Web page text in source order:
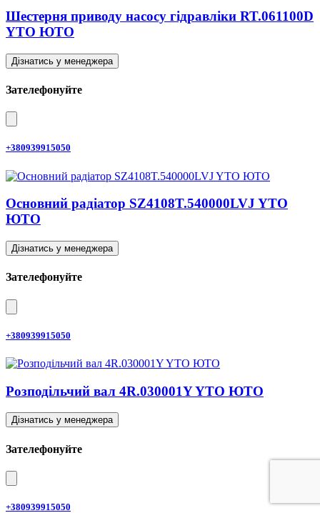
Шестерня приводу насосу гідравліки RT.061100D
YTO ЮТО
Дізнатись у менеджера
Зателефонуйте
+380939915050
Основний радіатор SZ4108T.540000LVJ YTO
ЮТО
Дізнатись у менеджера
Зателефонуйте
+380939915050
Розподільчий вал 4R.030001Y YTO ЮТО
Дізнатись у менеджера
Зателефонуйте
+380939915050